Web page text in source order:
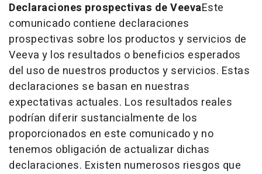
Declaraciones prospectivas de VeevaEste
comunicado contiene declaraciones
prospectivas sobre los productos y servicios de
Veeva y los resultados o beneficios esperados
del uso de nuestros productos y servicios. Estas
declaraciones se basan en nuestras
expectativas actuales. Los resultados reales
podrían diferir sustancialmente de los
proporcionados en este comunicado y no
tenemos obligación de actualizar dichas
declaraciones. Existen numerosos riesgos que